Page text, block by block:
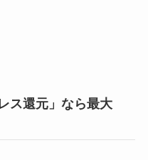
ス還元」なら最大